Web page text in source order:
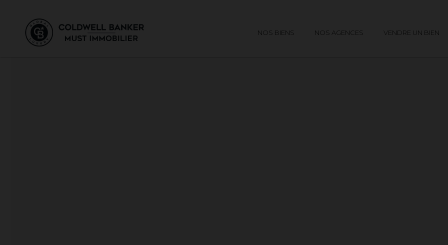
NOS BIENS NOS AGENCES VENDRE UN BIEN